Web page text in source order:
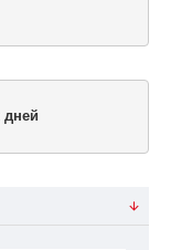
дней